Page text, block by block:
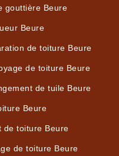
gouttière Beure
Beure
de toiture Beure
de toiture Beure
de tuile Beure
Beure
de toiture Beure
de toiture Beure